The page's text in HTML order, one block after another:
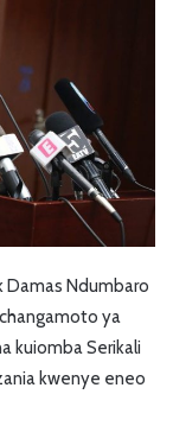
Damas Ndumbaro
ya
kuiomba Serikali
kwenye eneo